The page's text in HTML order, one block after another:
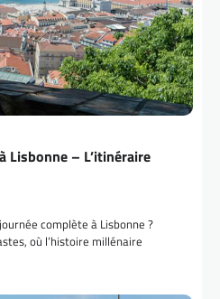
Lisbonne – L’itinéraire
complète à Lisbonne ?
où l’histoire millénaire